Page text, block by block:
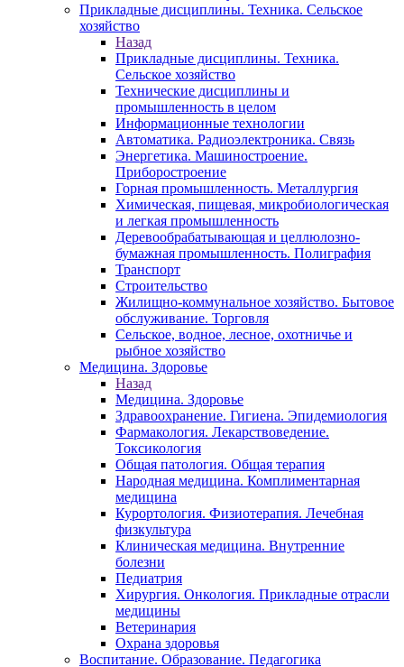
Прикладные дисциплины. Техника. Сельское
хозяйство
Назад
Прикладные дисциплины. Техника.
Сельское хозяйство
Технические дисциплины и
промышленность в целом
Информационные технологии
Автоматика. Радиоэлектроника. Связь
Энергетика. Машиностроение.
Приборостроение
Горная промышленность. Металлургия
Химическая, пищевая, микробиологическая
и легкая промышленность
Деревообрабатывающая и целлюлозно-
бумажная промышленность. Полиграфия
Транспорт
Строительство
Жилищно-коммунальное хозяйство. Бытовое
обслуживание. Торговля
Сельское, водное, лесное, охотничье и
рыбное хозяйство
Медицина. Здоровье
Назад
Медицина. Здоровье
Здравоохранение. Гигиена. Эпидемиология
Фармакология. Лекарствоведение.
Токсикология
Общая патология. Общая терапия
Народная медицина. Комплиментарная
медицина
Курортология. Физиотерапия. Лечебная
физкультура
Клиническая медицина. Внутренние
болезни
Педиатрия
Хирургия. Онкология. Прикладные отрасли
медицины
Ветеринария
Охрана здоровья
Воспитание. Образование. Педагогика